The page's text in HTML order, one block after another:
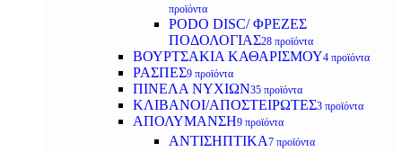
προϊόντα
PODO DISC/ ΦΡΕΖΕΣ
ΠΟΔΟΛΟΓΙΑΣ28 προϊόντα
ΒΟΥΡΤΣΑΚΙΑ ΚΑΘΑΡΙΣΜΟΥ4 προϊόντα
ΡΑΣΠΕΣ9 προϊόντα
ΠΙΝΕΛΑ ΝΥΧΙΩΝ35 προϊόντα
ΚΛΙΒΑΝΟΙ/ΑΠΟΣΤΕΙΡΩΤΕΣ3 προϊόντα
ΑΠΟΛΥΜΑΝΣΗ9 προϊόντα
ΑΝΤΙΣΗΠΤΙΚΑ7 προϊόντα